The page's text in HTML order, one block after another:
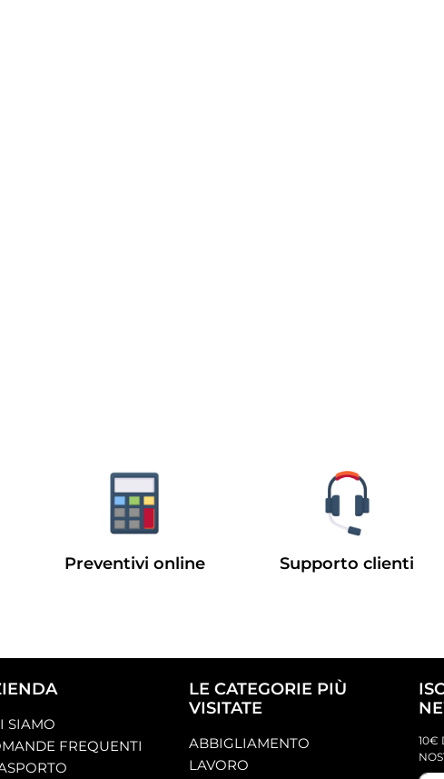
Preventivi online Supporto clienti
SIAMO
FREQUENTI
LE CATEGORIE PIÙ
VISITATE
ABBIGLIAMENTO
LAVORO
10€